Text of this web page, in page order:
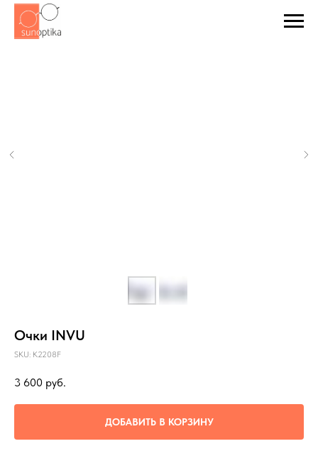
Очки INVU
SKU: K2208F
3 600 руб.
ДОБАВИТЬ В КОРЗИНУ